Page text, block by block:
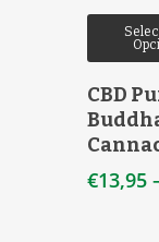
CBD
€13,95